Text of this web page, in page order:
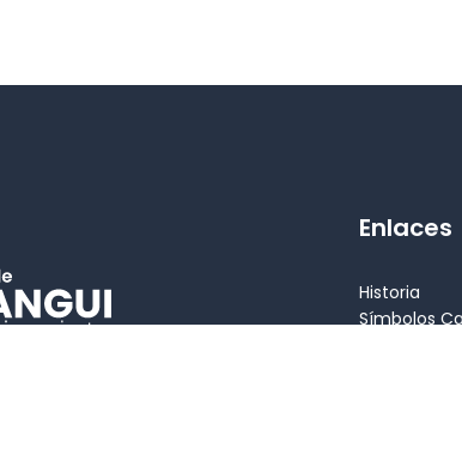
Enlaces
Historia
Símbolos